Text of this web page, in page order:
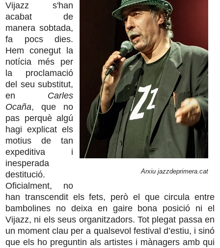
Arxiu jazzdeprimera.cat
Vijazz s'han
acabat de
manera sobtada,
fa pocs dies.
Hem conegut la
notícia més per
la proclamació
del seu substitut,
en Carles
Ocaña, que no
pas perquè algú
hagi explicat els
motius de tan
expeditiva i
inesperada
destitució.
Oficialment, no
han transcendit els fets, però el que circula entre
bambolines no deixa en gaire bona posició ni el
Vijazz, ni els seus organitzadors. Tot plegat passa en
un moment clau per a qualsevol festival d’estiu, i sinó
que els ho preguntin als artistes i mànagers amb qui